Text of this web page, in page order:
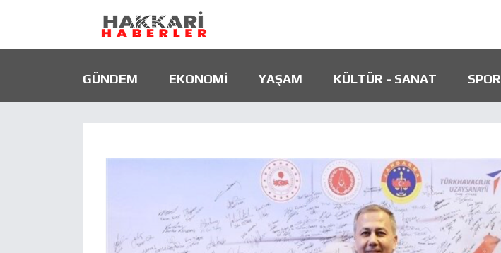
GÜNDEM EKONOMI YAŞAM KÜLTÜR - SANAT SPOR